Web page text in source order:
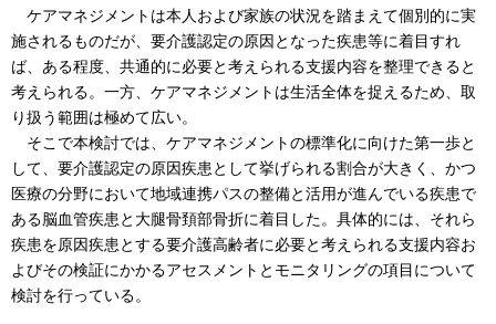
ケアマネジメントは本人および家族の状況を踏まえて個別的に実
施されるものだが、要介護認定の原因となった疾患等に着目すれ
ば、ある程度、共通的に必要と考えられる支援内容を整理できると
考えられる。一方、ケアマネジメントは生活全体を捉えるため、取
り扱う範囲は極めて広い。
そこで本検討では、ケアマネジメントの標準化に向けた第一歩と
して、要介護認定の原因疾患として挙げられる割合が大きく、かつ
医療の分野において地域連携パスの整備と活用が進んでいる疾患で
ある脳血管疾患と大腿骨頚部骨折に着目した。具体的には、それら
疾患を原因疾患とする要介護高齢者に必要と考えられる支援内容お
よびその検証にかかるアセスメントとモニタリングの項目について
検討を行っている。